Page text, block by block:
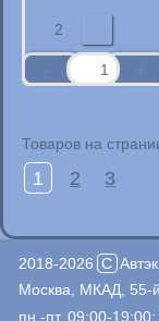
2
Товаров на
1 2 3
2018-2026 C Автэк
Москва, МКАД, 55-
пн.-пт. 09:00-